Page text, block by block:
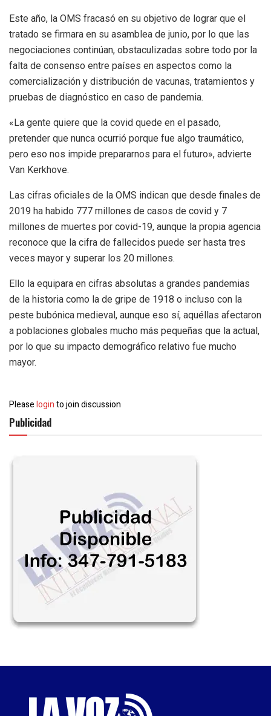
Este año, la OMS fracasó en su objetivo de lograr que el
tratado se firmara en su asamblea de junio, por lo que las
negociaciones continúan, obstaculizadas sobre todo por la
falta de consenso entre países en aspectos como la
comercialización y distribución de vacunas, tratamientos y
pruebas de diagnóstico en caso de pandemia.
«La gente quiere que la covid quede en el pasado,
pretender que nunca ocurrió porque fue algo traumático,
pero eso nos impide prepararnos para el futuro», advierte
Van Kerkhove.
Las cifras oficiales de la OMS indican que desde finales de
2019 ha habido 777 millones de casos de covid y 7
millones de muertes por covid-19, aunque la propia agencia
reconoce que la cifra de fallecidos puede ser hasta tres
veces mayor y superar los 20 millones.
Ello la equipara en cifras absolutas a grandes pandemias
de la historia como la de gripe de 1918 o incluso con la
peste bubónica medieval, aunque eso sí, aquéllas afectaron
a poblaciones globales mucho más pequeñas que la actual,
por lo que su impacto demográfico relativo fue mucho
mayor.
Pleaseloginto join discussion
Publicidad